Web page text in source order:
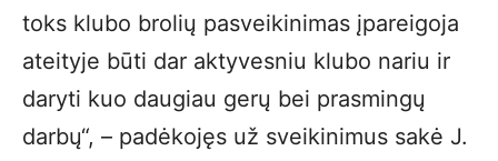
toks klubo brolių pasveikinimas įpareigoja
ateityje būti dar aktyvesniu klubo nariu ir
daryti kuo daugiau gerų bei prasmingų
darbų“, – padėkojęs už sveikinimus sakė J.